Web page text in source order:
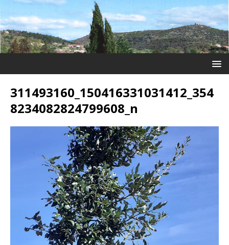
311493160_150416331031412_354
8234082824799608_n